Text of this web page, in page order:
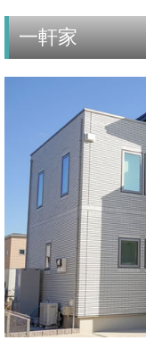
一軒家